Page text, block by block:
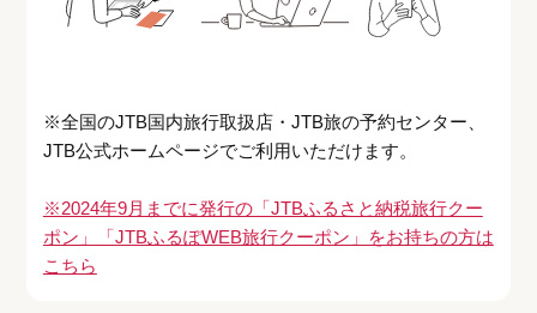
※全国のJTB国内旅行取扱店・JTB旅の予約センター、
JTB公式ホームページでご利用いただけます。
※2024年9月までに発行の「JTBふるさと納税旅行クー
ポン」「JTBふるぽWEB旅行クーポン」をお持ちの方は
こちら